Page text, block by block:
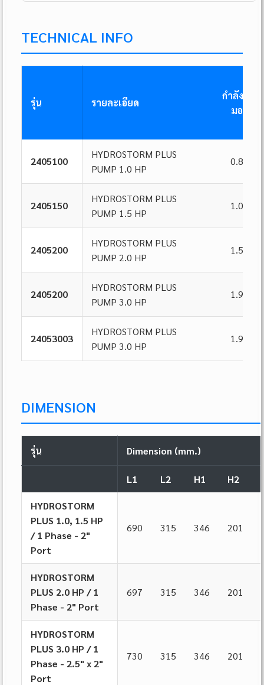
TECHNICAL INFO
รุ่น รายละเอียด
กำลังไฟข
มอเตอร์
2405100
HYDROSTORM PLUS
PUMP 1.0 HP
0.84 kW
2405150
HYDROSTORM PLUS
PUMP 1.5 HP
1.08 kW
2405200
HYDROSTORM PLUS
PUMP 2.0 HP
1.51 kW
2405200
HYDROSTORM PLUS
PUMP 3.0 HP
1.96 kW
24053003
HYDROSTORM PLUS
PUMP 3.0 HP
1.96 kW
DIMENSION
รุ่น Dimension (mm.)
L1 L2 H1 H2
HYDROSTORM
PLUS 1.0, 1.5 HP
/ 1 Phase - 2"
Port
690 315 346 201
HYDROSTORM
PLUS 2.0 HP / 1
Phase - 2" Port
697 315 346 201
HYDROSTORM
PLUS 3.0 HP / 1
Phase - 2.5" x 2"
Port
730 315 346 201